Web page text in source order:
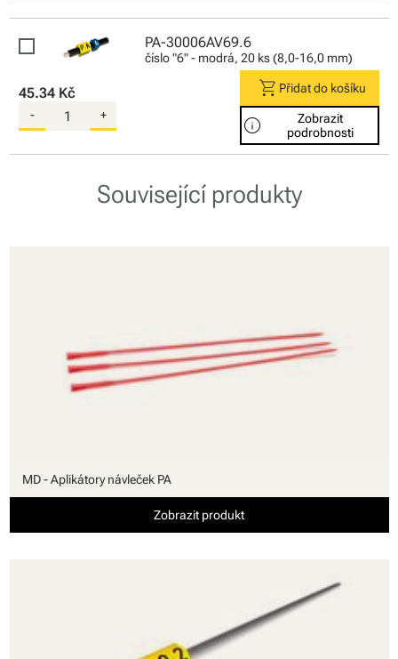
PA-30006AV69.6
číslo "6" - modrá, 20 ks (8,0-16,0 mm)
45.34 Kč
- +
shopping_cart Přidat do košíku
info
Zobrazit
podrobnosti
Související produkty
MD - Aplikátory návleček PA
Zobrazit produkt